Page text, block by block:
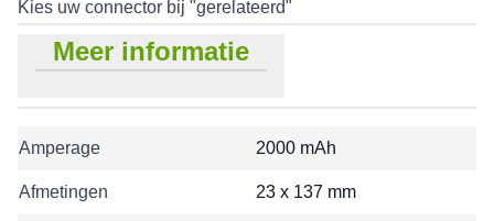
Kies uw connector bij "gerelateerd"
Meer informatie
Amperage 2000 mAh
Afmetingen 23 x 137 mm